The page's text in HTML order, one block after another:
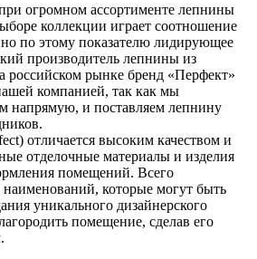
огромном ассортименте лепнины
коллекции играет соотношение
по этому показателю лидирующее
производитель лепнины из
российском рынке бренд «Перфект»
компанией, так как мы
напрямую, и поставляем лепнину
отличается высоким качеством и
отделочные материалы и изделия
помещений. Всего
наименований, которые могут быть
уникального дизайнерского
помещение, сделав его